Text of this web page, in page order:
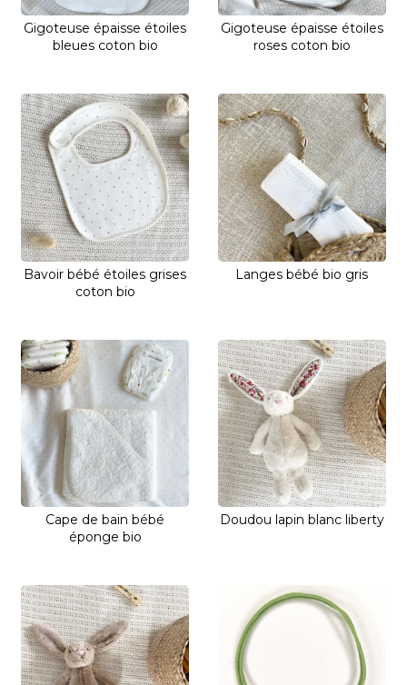
Gigoteuse épaisse étoiles
bleues coton bio
Gigoteuse épaisse étoiles
roses coton bio
Bavoir bébé étoiles grises
coton bio
Langes bébé bio gris
Cape de bain bébé
éponge bio
Doudou lapin blanc liberty